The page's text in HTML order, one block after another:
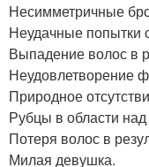
Несимметричные
Неудачные попытки
Выпадение волос в
Неудовлетворение
Природное
Рубцы в области над
Потеря волос в
Милая девушка.